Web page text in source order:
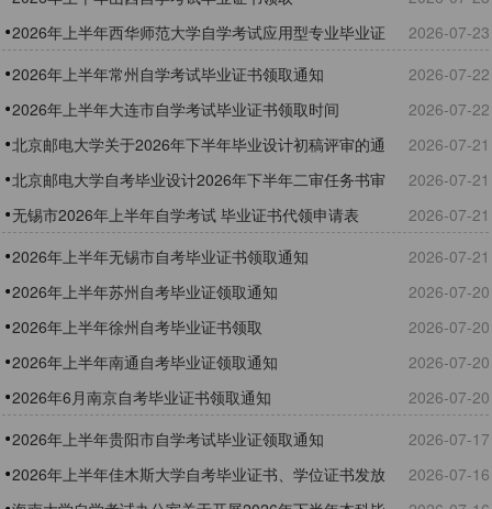
2026年上半年西华师范大学自学考试应用型专业毕业证
书领取通知
2026-07-23
2026年上半年常州自学考试毕业证书领取通知
2026-07-22
2026年上半年大连市自学考试毕业证书领取时间
2026-07-22
北京邮电大学关于2026年下半年毕业设计初稿评审的通
知
2026-07-21
北京邮电大学自考毕业设计2026年下半年二审任务书审
核通报
2026-07-21
无锡市2026年上半年自学考试 毕业证书代领申请表
2026-07-21
2026年上半年无锡市自考毕业证书领取通知
2026-07-21
2026年上半年苏州自考毕业证领取通知
2026-07-20
2026年上半年徐州自考毕业证书领取
2026-07-20
2026年上半年南通自考毕业证领取通知
2026-07-20
2026年6月南京自考毕业证书领取通知
2026-07-20
2026年上半年贵阳市自学考试毕业证领取通知
2026-07-17
2026年上半年佳木斯大学自考毕业证书、学位证书发放
2026-07-16